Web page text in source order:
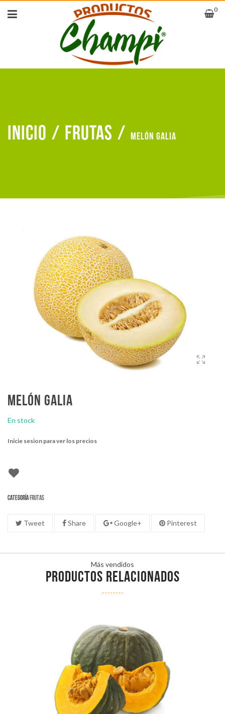
0
Inicio / Frutas / Melón galia
Melón galia
En stock
Inicie sesion para ver los precios
CategoríaFrutas
Tweet Share Google+ Pinterest
Más vendidos
PRODUCTOS RELACIONADOS